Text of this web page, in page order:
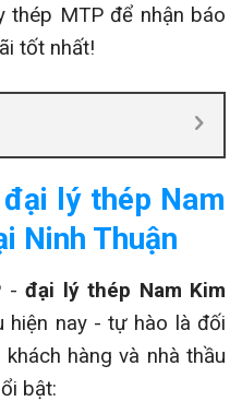
thép MTP để nhận báo
tốt nhất!
lý thép Nam
Ninh Thuận
- đại lý thép Nam Kim
hiện nay - tự hào là đối
hàng và nhà thầu
bật: